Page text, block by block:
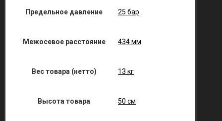
Предельное давление 25 бар
Межосевое расстояние 434 мм
Вес товара (нетто) 13 кг
Высота товара 50 см